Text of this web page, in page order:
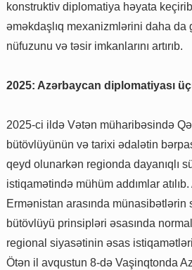
konstruktiv diplomatiya həyata
əməkdaşlıq mexanizmlərini daha
nüfuzunu və təsir imkanlarını artırıb.
2025: Azərbaycan diplomatiyası
2025-ci ildə Vətən müharibəsində
bütövlüyünün və tarixi ədalətin
qeyd olunarkən regionda dayanıqlı
istiqamətində mühüm addımlar
Ermənistan arasında münasibətlərin
bütövlüyü prinsipləri əsasında
regional siyasətinin əsas
Ötən il avqustun 8-də Vaşinqtonda